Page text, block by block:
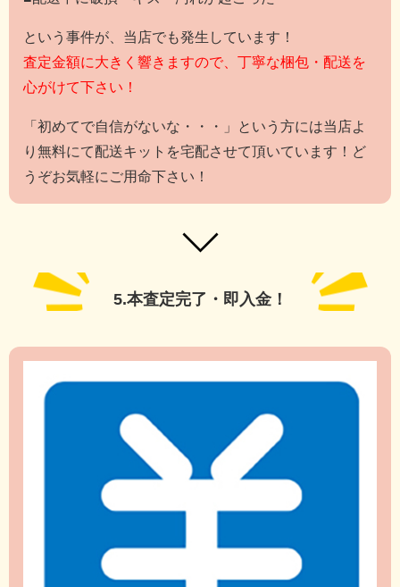
という事件が、当店でも発生しています！
査定金額に大きく響きますので、丁寧な梱包・配送を
心がけて下さい！
「初めてで自信がないな・・・」という方には当店よ
り無料にて配送キットを宅配させて頂いています！ど
うぞお気軽にご用命下さい！
5.本査定完了・即入金！